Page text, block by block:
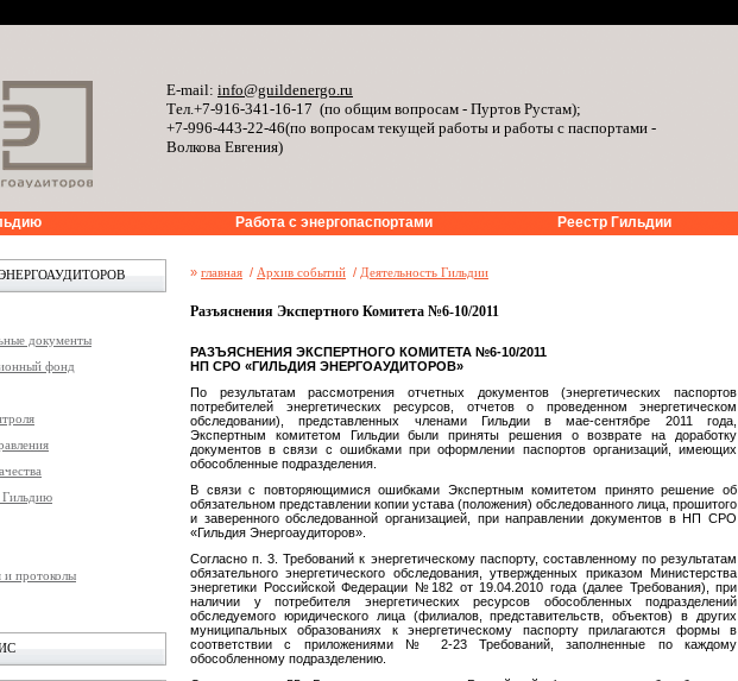
E-mail: info@guildenergo.ru
Тел.+7-916-341-16-17 (по общим вопросам - Пуртов Рустам);
+7-996-443-22-46(по вопросам текущей работы и работы с паспортами -
Волкова Евгения)
Работа с энергопаспортами Реестр Гильдии
документы
фонд
Гильдию
протоколы
» главная / Архив событий / Деятельность Гильдии
Разъяснения Экспертного Комитета №6-10/2011
РАЗЪЯСНЕНИЯ ЭКСПЕРТНОГО КОМИТЕТА №6-10/2011
НП СРО «ГИЛЬДИЯ ЭНЕРГОАУДИТОРОВ»
По результатам рассмотрения отчетных документов (энергетических паспортов
потребителей энергетических ресурсов, отчетов о проведенном энергетическом
обследовании), представленных членами Гильдии в мае-сентябре 2011 года,
Экспертным комитетом Гильдии были приняты решения о возврате на доработку
документов в связи с ошибками при оформлении паспортов организаций, имеющих
обособленные подразделения.
В связи с повторяющимися ошибками Экспертным комитетом принято решение об
обязательном представлении копии устава (положения) обследованного лица, прошитого
и заверенного обследованной организацией, при направлении документов в НП СРО
«Гильдия Энергоаудиторов».
Согласно п. 3. Требований к энергетическому паспорту, составленному по результатам
обязательного энергетического обследования, утвержденных приказом Министерства
энергетики Российской Федерации №182 от 19.04.2010 года (далее Требования), при
наличии у потребителя энергетических ресурсов обособленных подразделений
обследуемого юридического лица (филиалов, представительств, объектов) в других
муниципальных образованиях к энергетическому паспорту прилагаются формы в
соответствии с приложениями № 2-23 Требований, заполненные по каждому
обособленному подразделению.